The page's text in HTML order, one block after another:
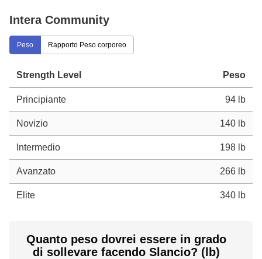
Intera Community
Peso Rapporto Peso corporeo
Strength Level Peso
Principiante 94 lb
Novizio 140 lb
Intermedio 198 lb
Avanzato 266 lb
Elite 340 lb
Quanto peso dovrei essere in grado
di sollevare facendo Slancio? (lb)